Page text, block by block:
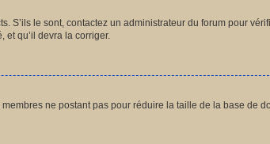
S’ils le sont, contactez un administrateur du forum pour
qu’il devra la corriger.
ne postant pas pour réduire la taille de la base de